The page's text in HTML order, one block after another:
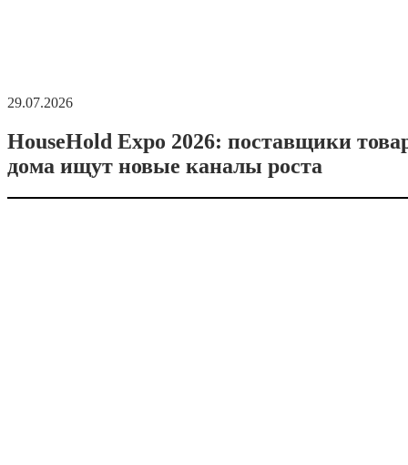
29.07.2026
HouseHold Expo 2026: поставщики
дома ищут новые каналы роста